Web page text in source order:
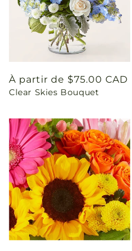
Prix
habituel
À partir de $75.00 CAD
Clear Skies Bouquet